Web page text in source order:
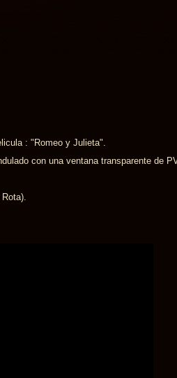
: "Romeo y Julieta".
con una ventana transparente de